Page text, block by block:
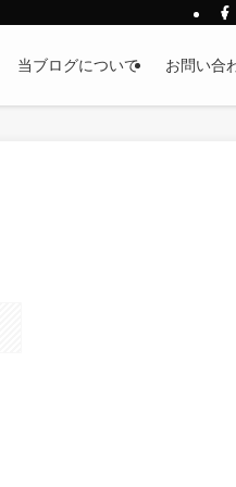
当ブログについて お問い合